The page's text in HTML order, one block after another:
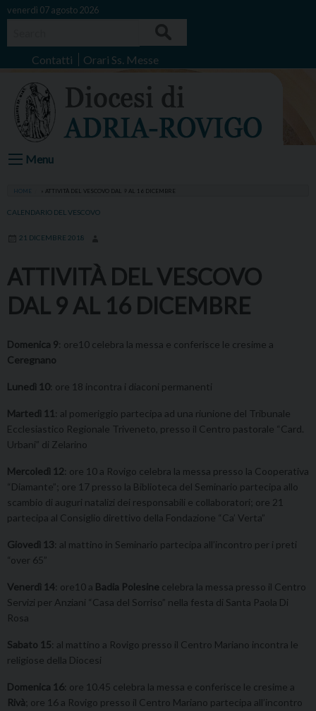
Skip
venerdì 07 agosto 2026
Contatti Orari Ss. Messe
Menu
HOME ATTIVITÀ DEL VESCOVO DAL 9 AL 16 DICEMBRE
CALENDARIO DEL VESCOVO
21 DICEMBRE 2018
ATTIVITÀ DEL VESCOVO
DAL 9 AL 16 DICEMBRE
Domenica 9: ore10 celebra la messa e conferisce le cresime a
Ceregnano
Lunedì 10: ore 18 incontra i diaconi permanenti
Martedì 11 : al pomeriggio partecipa ad una riunione del Tribunale
Ecclesiastico Regionale Triveneto, presso il Centro pastorale “Card.
Urbani” di Zelarino
Mercoledì 12: ore 10 a Rovigo celebra la messa presso la Cooperativa
“Diamante”; ore 17 presso la Biblioteca del Seminario partecipa allo
scambio di auguri natalizi dei responsabili e collaboratori; ore 21
partecipa al Consiglio direttivo della Fondazione “Ca’ Verta”
Giovedì 13: al mattino in Seminario partecipa all’incontro per i preti
“over 65”
Venerdì 14: ore10 a Badia Polesine celebra la messa presso il Centro
Servizi per Anziani “Casa del Sorriso” nella festa di Santa Paola Di
Rosa
Sabato 15: al mattino a Rovigo presso il Centro Mariano incontra le
religiose della Diocesi
Domenica 16: ore 10.45 celebra la messa e conferisce le cresime a
Rivà; ore 16 a Rovigo presso il Centro Mariano partecipa all’incontro